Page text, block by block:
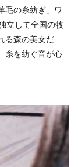
毛の糸紡ぎ」ワ
立して全国の牧
る森の美女だ
糸を紡ぐ音が心